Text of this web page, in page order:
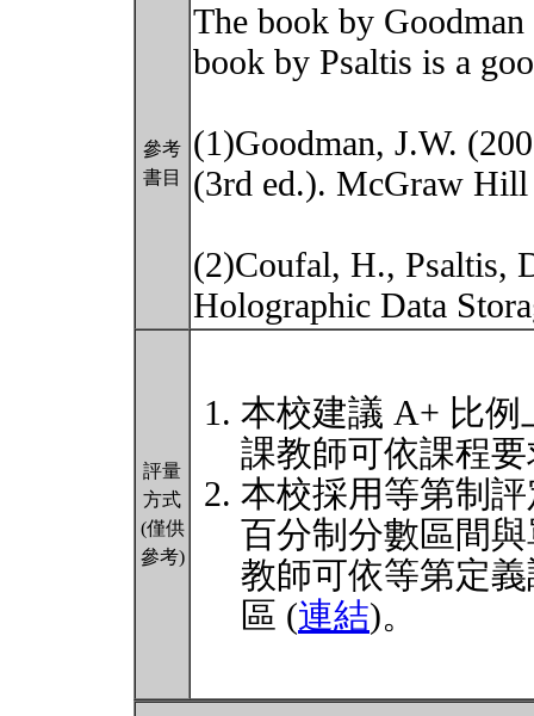
參考
書目
The book by
book by Psaltis is a
(1)Goodman, J.W.
(3rd ed.). McGraw Hill
(2)Coufal, H., Psaltis,
Holographic Data
評量
方式
(僅供
參考)
本校建議 A+ 比例
課教師可依課程
本校採用等第制
百分制分數區間
教師可依等第定
區 (連結)。